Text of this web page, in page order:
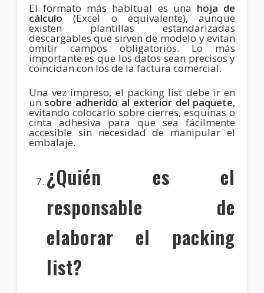
El formato más habitual es una hoja de
cálculo (Excel o equivalente), aunque
existen plantillas estandarizadas
descargables que sirven de modelo y evitan
omitir campos obligatorios. Lo más
importante es que los datos sean precisos y
coincidan con los de la factura comercial.
Una vez impreso, el packing list debe ir en
un sobre adherido al exterior del paquete,
evitando colocarlo sobre cierres, esquinas o
cinta adhesiva para que sea fácilmente
accesible sin necesidad de manipular el
embalaje.
¿Quién es el
responsable de
elaborar el packing
list?